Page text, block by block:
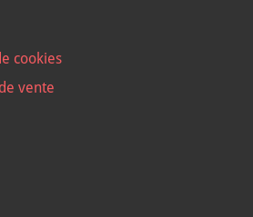
cookies
vente